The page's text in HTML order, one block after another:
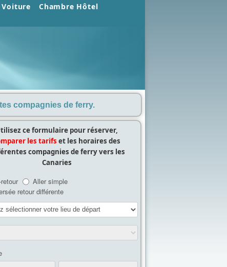
Chambre Hôtel
compagnies de ferry.
ce formulaire pour réserver,
les tarifs et les horaires des
compagnies de ferry vers les
Canaries